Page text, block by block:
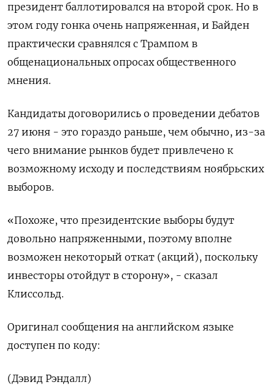
президент баллотировался на второй срок. Но в
этом году гонка очень напряженная, и Байден
практически сравнялся с Трампом в
общенациональных опросах общественного
мнения.
Кандидаты договорились о проведении дебатов
27 июня - это гораздо раньше, чем обычно, из-за
чего внимание рынков будет привлечено к
возможному исходу и последствиям ноябрьских
выборов.
«Похоже, что президентские выборы будут
довольно напряженными, поэтому вполне
возможен некоторый откат (акций), поскольку
инвесторы отойдут в сторону», - сказал
Клиссольд.
Оригинал сообщения на английском языке
доступен по коду:
(Дэвид Рэндалл)